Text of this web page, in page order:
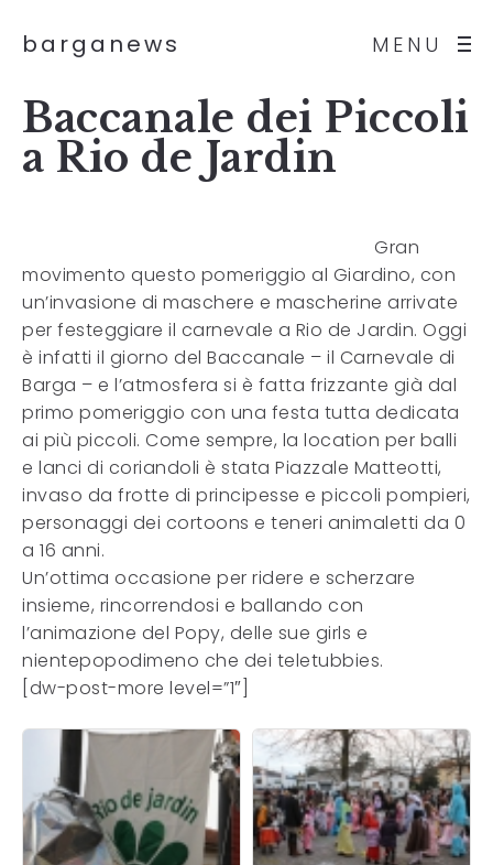
MENU
barganews
Baccanale dei Piccoli
a Rio de Jardin
Gran
movimento questo pomeriggio al Giardino, con
un’invasione di maschere e mascherine arrivate
per festeggiare il carnevale a Rio de Jardin. Oggi
è infatti il giorno del Baccanale – il Carnevale di
Barga – e l’atmosfera si è fatta frizzante già dal
primo pomeriggio con una festa tutta dedicata
ai più piccoli. Come sempre, la location per balli
e lanci di coriandoli è stata Piazzale Matteotti,
invaso da frotte di principesse e piccoli pompieri,
personaggi dei cortoons e teneri animaletti da 0
a 16 anni.
Un’ottima occasione per ridere e scherzare
insieme, rincorrendosi e ballando con
l’animazione del Popy, delle sue girls e
nientepopodimeno che dei teletubbies.
[dw-post-more level=”1″]